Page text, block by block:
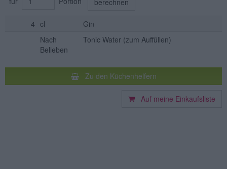
berechnen
4 cl
Gin
Nach
Belieben
Tonic Water (zum Auffüllen)
Zu den Küchenhelfern
Auf meine Einkaufsliste